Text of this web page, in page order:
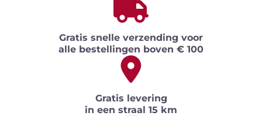
Gratis snelle verzending voor
alle bestellingen boven € 100
Gratis levering
in een straal 15 km